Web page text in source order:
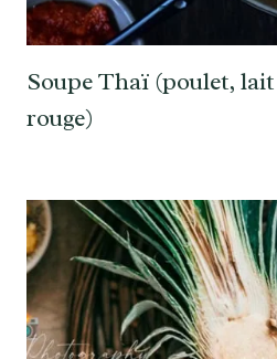
Soupe Thaï (poulet,
rouge)